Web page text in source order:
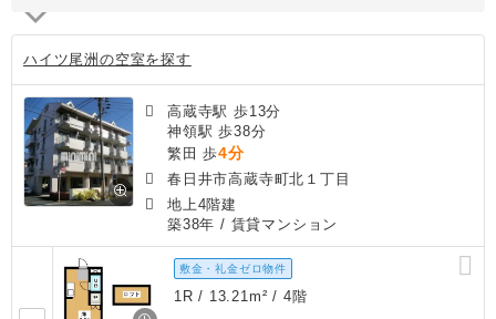
ハイツ尾洲の空室を探す
高蔵寺駅 歩13分
神領駅 歩38分
繁田 歩4分
春日井市高蔵寺町北１丁目
地上4階建
築38年 / 賃貸マンション
敷金・礼金ゼロ物件
1R / 13.21m² / 4階